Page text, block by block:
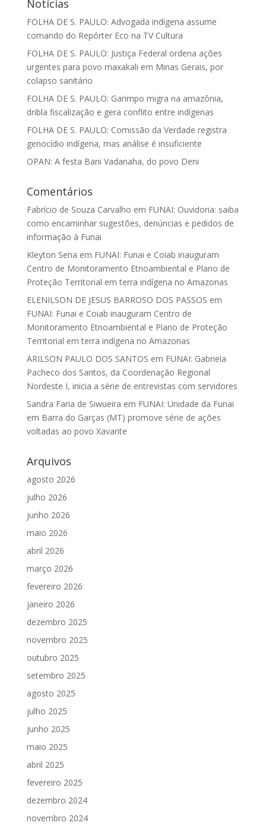
Notícias
FOLHA DE S. PAULO: Advogada indígena assume
comando do Repórter Eco na TV Cultura
FOLHA DE S. PAULO: Justiça Federal ordena ações
urgentes para povo maxakali em Minas Gerais, por
colapso sanitário
FOLHA DE S. PAULO: Garimpo migra na amazônia,
dribla fiscalização e gera conflito entre indígenas
FOLHA DE S. PAULO: Comissão da Verdade registra
genocídio indígena, mas análise é insuficiente
OPAN: A festa Bani Vadanaha, do povo Deni
Comentários
Fabrício de Souza Carvalho em FUNAI: Ouvidoria: saiba
como encaminhar sugestões, denúncias e pedidos de
informação à Funai
Kleyton Sena em FUNAI: Funai e Coiab inauguram
Centro de Monitoramento Etnoambiental e Plano de
Proteção Territorial em terra indígena no Amazonas
ELENILSON DE JESUS BARROSO DOS PASSOS em
FUNAI: Funai e Coiab inauguram Centro de
Monitoramento Etnoambiental e Plano de Proteção
Territorial em terra indígena no Amazonas
ARILSON PAULO DOS SANTOS em FUNAI: Gabriela
Pacheco dos Santos, da Coordenação Regional
Nordeste I, inicia a série de entrevistas com servidores
Sandra Faria de Siwueira em FUNAI: Unidade da Funai
em Barra do Garças (MT) promove série de ações
voltadas ao povo Xavante
Arquivos
agosto 2026
julho 2026
junho 2026
maio 2026
abril 2026
março 2026
fevereiro 2026
janeiro 2026
dezembro 2025
novembro 2025
outubro 2025
setembro 2025
agosto 2025
julho 2025
junho 2025
maio 2025
abril 2025
fevereiro 2025
dezembro 2024
novembro 2024